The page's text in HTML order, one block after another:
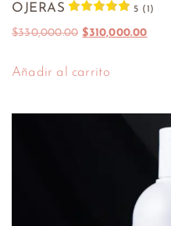
OJERAS
5 (1)
$330,000.00 $310,000.00
Añadir al carrito